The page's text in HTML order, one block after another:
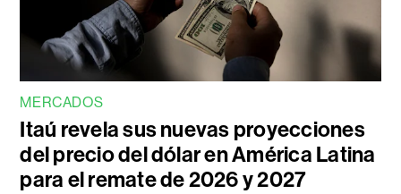
MERCADOS
Itaú revela sus nuevas proyecciones
del precio del dólar en América Latina
para el remate de 2026 y 2027